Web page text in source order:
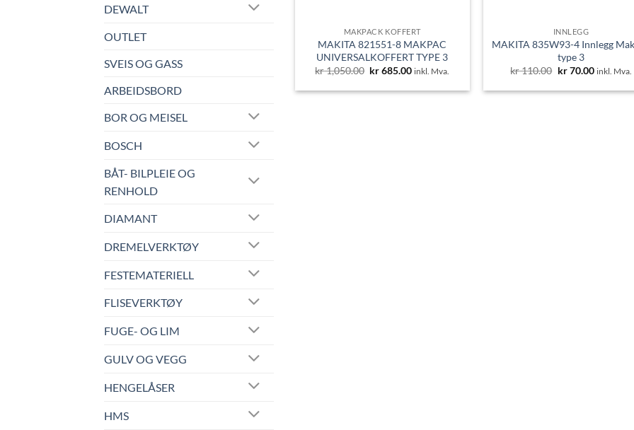
DEWALT
OUTLET
SVEIS OG GASS
ARBEIDSBORD
BOR OG MEISEL
BOSCH
BÅT- BILPLEIE OG
RENHOLD
DIAMANT
DREMELVERKTØY
FESTEMATERIELL
FLISEVERKTØY
FUGE- OG LIM
GULV OG VEGG
HENGELÅSER
HMS
MAKPACK KOFFERT
MAKITA 821551-8 MAKPAC
UNIVERSALKOFFERT TYPE 3
kr1,050.00 Opprinnelig
var:
kr685.00Nåværende
er:
inkl. Mva.
INNLEGG
MAKITA 835W93-4 Innlegg
type 3
kr110.00 Opprinnelig
var:
kr70.00
er:
inkl. Mva.